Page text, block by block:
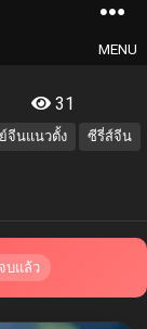
MENU
31
จีนแนวตั้ง
ซีรี่ส์จีน
จบแล้ว